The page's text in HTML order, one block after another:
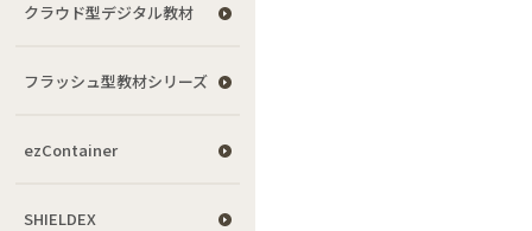
クラウド型デジタル教材
フラッシュ型教材シリーズ
ezContainer
SHIELDEX